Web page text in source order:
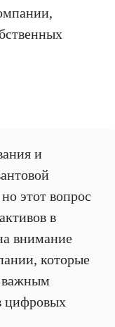
и
этот вопрос
в
внимание
которые
важным
цифровых